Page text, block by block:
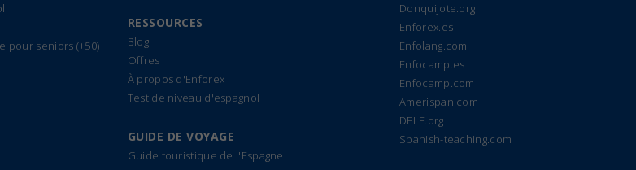
pour seniors (+50)
RESSOURCES
Blog
Offres
À propos d'Enforex
Test de niveau d'espagnol
GUIDE DE VOYAGE
Guide touristique de l'Espagne
Donquijote.org
Enforex.es
Enfolang.com
Enfocamp.es
Enfocamp.com
Amerispan.com
DELE.org
Spanish-teaching.com